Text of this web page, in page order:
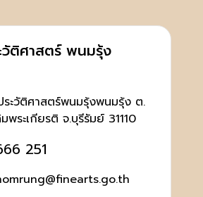
วัติศาสตร์ พนมรุ้ง
ระวัติศาสตร์พนมรุ้งพนมรุ้ง ต.
พระเกียรติ จ.บุรีรัมย์ 31110
251